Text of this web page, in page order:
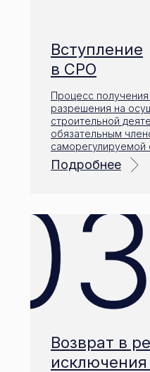
Подробнее
Процесс
разрешения на
строительной
обязательным
саморегулируемой
Вступление
в СРО
Возврат в